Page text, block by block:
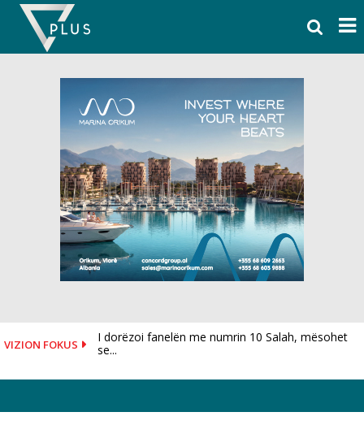
Skip
content
VIZION FOKUS
I dorëzoi fanelën me numrin 10 Salah, mësohet
se...